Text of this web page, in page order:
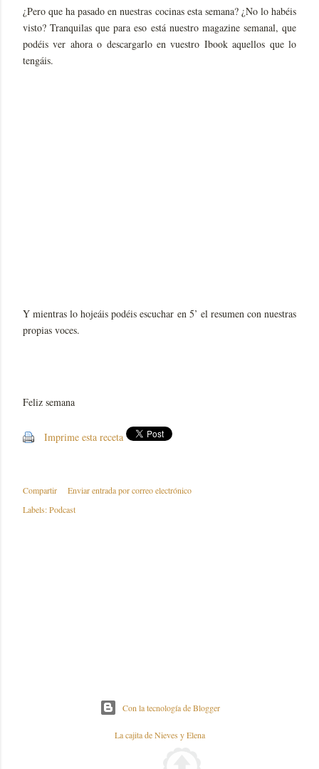
¿Pero que ha pasado en nuestras cocinas esta semana? ¿No lo habéis
visto? Tranquilas que para eso está nuestro magazine semanal, que
podéis ver ahora o descargarlo en vuestro Ibook aquellos que lo
tengáis.
Y mientras lo hojeáis podéis escuchar en 5’ el resumen con nuestras
propias voces.
Feliz semana
Imprime esta receta
Compartir
Enviar entrada por correo electrónico
Labels:Podcast
Con la tecnología de Blogger
La cajita de Nieves y Elena